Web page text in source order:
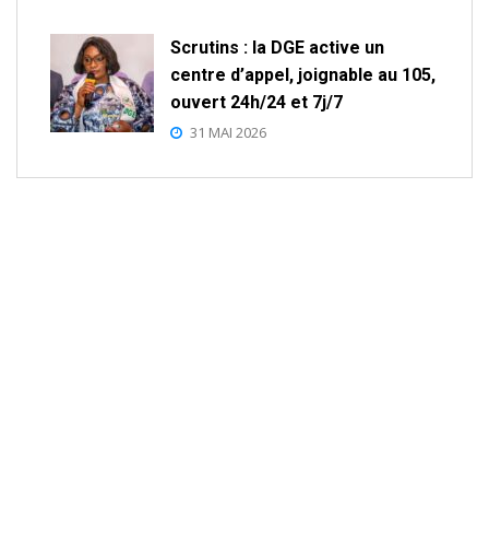
Scrutins : la DGE active un
centre d’appel, joignable au 105,
ouvert 24h/24 et 7j/7
31 MAI 2026